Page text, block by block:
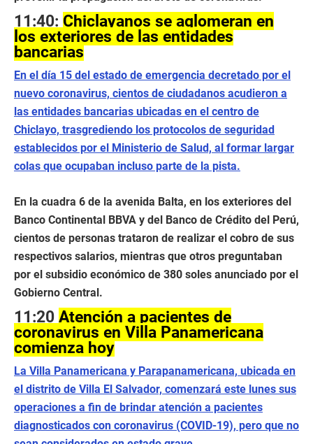
11:40: Chiclayanos se aglomeran en
los exteriores de las entidades
bancarias
En el día 15 del estado de emergencia decretado por el
nuevo coronavirus, cientos de ciudadanos acudieron a
las entidades bancarias ubicadas en el centro de
Chiclayo, trasgrediendo los protocolos de seguridad
establecidos por el Ministerio de Salud, al formar largar
colas que ocupaban incluso parte de la pista.
En la cuadra 6 de la avenida Balta, en los exteriores del
Banco Continental BBVA y del Banco de Crédito del Perú,
cientos de personas trataron de realizar el cobro de sus
respectivos salarios, mientras que otros preguntaban
por el subsidio económico de 380 soles anunciado por el
Gobierno Central.
11:20 Atención a pacientes de
coronavirus en Villa Panamericana
comienza hoy
La Villa Panamericana y Parapanamericana, ubicada en
el distrito de Villa El Salvador, comenzará este lunes sus
operaciones a fin de brindar atención a pacientes
diagnosticados con coronavirus (COVID-19), pero que no